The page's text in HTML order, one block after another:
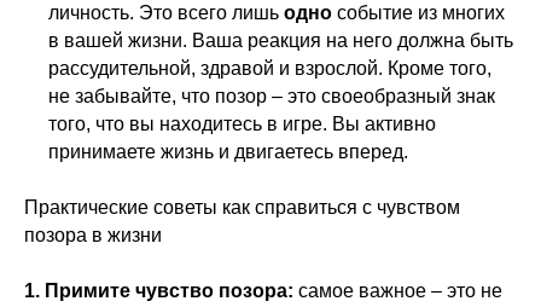
личность. Это всего лишь одно событие из многих
в вашей жизни. Ваша реакция на него должна быть
рассудительной, здравой и взрослой. Кроме того,
не забывайте, что позор – это своеобразный знак
того, что вы находитесь в игре. Вы активно
принимаете жизнь и двигаетесь вперед.
Практические советы как справиться с чувством
позора в жизни
1. Примите чувство позора: самое важное – это не